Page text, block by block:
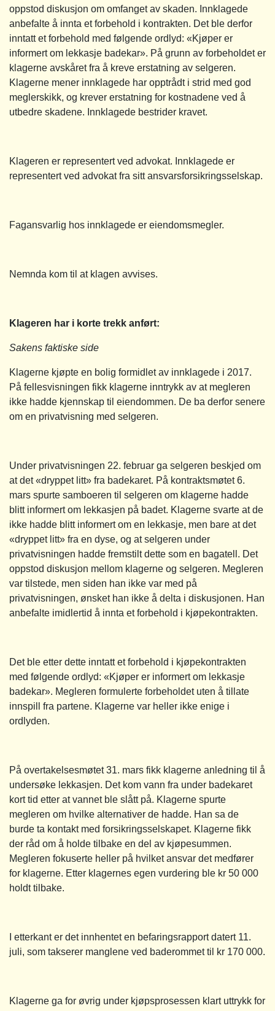
oppstod diskusjon om omfanget av skaden. Innklagede
anbefalte å innta et forbehold i kontrakten. Det ble derfor
inntatt et forbehold med følgende ordlyd: «Kjøper er
informert om lekkasje badekar». På grunn av forbeholdet er
klagerne avskåret fra å kreve erstatning av selgeren.
Klagerne mener innklagede har opptrådt i strid med god
meglerskikk, og krever erstatning for kostnadene ved å
utbedre skadene. Innklagede bestrider kravet.
Klageren er representert ved advokat. Innklagede er
representert ved advokat fra sitt ansvarsforsikringsselskap.
Fagansvarlig hos innklagede er eiendomsmegler.
Nemnda kom til at klagen avvises.
Klageren har i korte trekk anført:
Sakens faktiske side
Klagerne kjøpte en bolig formidlet av innklagede i 2017.
På fellesvisningen fikk klagerne inntrykk av at megleren
ikke hadde kjennskap til eiendommen. De ba derfor senere
om en privatvisning med selgeren.
Under privatvisningen 22. februar ga selgeren beskjed om
at det «dryppet litt» fra badekaret. På kontraktsmøtet 6.
mars spurte samboeren til selgeren om klagerne hadde
blitt informert om lekkasjen på badet. Klagerne svarte at de
ikke hadde blitt informert om en lekkasje, men bare at det
«dryppet litt» fra en dyse, og at selgeren under
privatvisningen hadde fremstilt dette som en bagatell. Det
oppstod diskusjon mellom klagerne og selgeren. Megleren
var tilstede, men siden han ikke var med på
privatvisningen, ønsket han ikke å delta i diskusjonen. Han
anbefalte imidlertid å innta et forbehold i kjøpekontrakten.
Det ble etter dette inntatt et forbehold i kjøpekontrakten
med følgende ordlyd: «Kjøper er informert om lekkasje
badekar». Megleren formulerte forbeholdet uten å tillate
innspill fra partene. Klagerne var heller ikke enige i
ordlyden.
På overtakelsesmøtet 31. mars fikk klagerne anledning til å
undersøke lekkasjen. Det kom vann fra under badekaret
kort tid etter at vannet ble slått på. Klagerne spurte
megleren om hvilke alternativer de hadde. Han sa de
burde ta kontakt med forsikringsselskapet. Klagerne fikk
der råd om å holde tilbake en del av kjøpesummen.
Megleren fokuserte heller på hvilket ansvar det medfører
for klagerne. Etter klagernes egen vurdering ble kr 50 000
holdt tilbake.
I etterkant er det innhentet en befaringsrapport datert 11.
juli, som takserer manglene ved baderommet til kr 170 000.
Klagerne ga for øvrig under kjøpsprosessen klart uttrykk for